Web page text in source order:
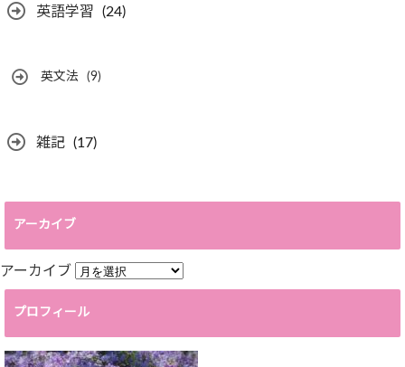
英語学習 (24)
英文法 (9)
雑記 (17)
アーカイブ
アーカイブ
プロフィール